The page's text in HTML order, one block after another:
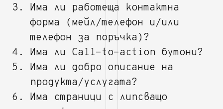
Има ли работеща контактна
форма (мейл/телефон и/или
телефон за поръчка)?
Има ли Call-to-action бутони?
Има ли добро описание на
продукта/услугата?
Има страници с липсващо